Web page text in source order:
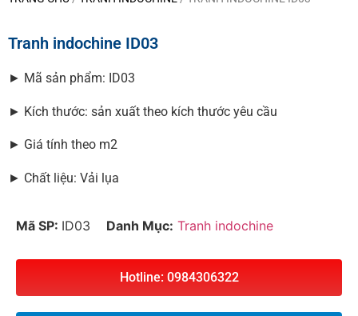
Tranh indochine ID03
► Mã sản phẩm: ID03
► Kích thước: sản xuất theo kích thước yêu cầu
► Giá tính theo m2
► Chất liệu: Vải lụa
Mã SP: ID03 Danh Mục: Tranh indochine
Hotline: 0984306322